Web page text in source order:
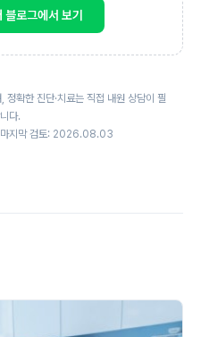
로그에서 보기
확한 진단·치료는 직접 내원 상담이 필
다.
지막 검토: 2026.08.03